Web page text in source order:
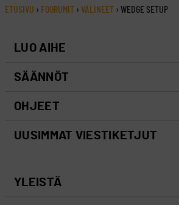
ETUSIVU › FOORUMIT › VÄLINEET › WEDGE SETUP
LUO AIHE
SÄÄNNÖT
OHJEET
UUSIMMAT VIESTIKETJUT
YLEISTÄ